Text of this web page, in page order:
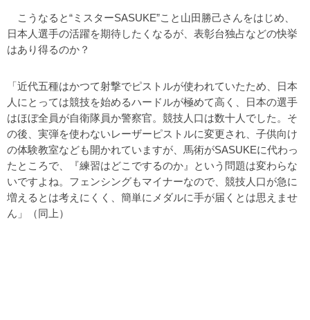
こうなると“ミスターSASUKE”こと山田勝己さんをはじめ、
日本人選手の活躍を期待したくなるが、表彰台独占などの快挙
はあり得るのか？
「近代五種はかつて射撃でピストルが使われていたため、日本
人にとっては競技を始めるハードルが極めて高く、日本の選手
はほぼ全員が自衛隊員か警察官。競技人口は数十人でした。そ
の後、実弾を使わないレーザーピストルに変更され、子供向け
の体験教室なども開かれていますが、馬術がSASUKEに代わっ
たところで、『練習はどこでするのか』という問題は変わらな
いですよね。フェンシングもマイナーなので、競技人口が急に
増えるとは考えにくく、簡単にメダルに手が届くとは思えませ
ん」（同上）